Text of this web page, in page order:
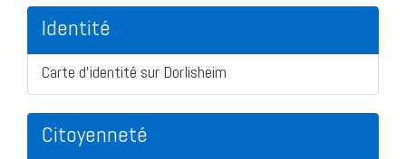
Identité
Carte d'identité sur Dorlisheim
Citoyenneté